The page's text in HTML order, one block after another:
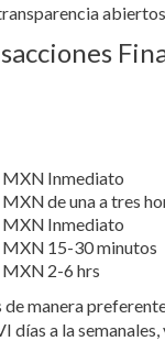
MXN Inmediato
MXNde una a tres
MXN Inmediato
MXN 15-30 minutos
MXN 2-6 hrs
manera
días a la